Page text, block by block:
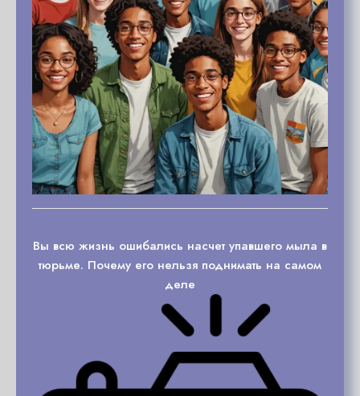
Вы всю жизнь ошибались насчет упавшего мыла в
тюрьме. Почему его нельзя поднимать на самом
деле